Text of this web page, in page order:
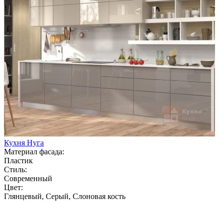
Кухня Нуга
Материал фасада:
Пластик
Стиль:
Современный
Цвет:
Глянцевый, Серый, Слоновая кость